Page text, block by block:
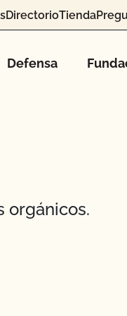
DirectorioTienda
Defensa
orgánicos.